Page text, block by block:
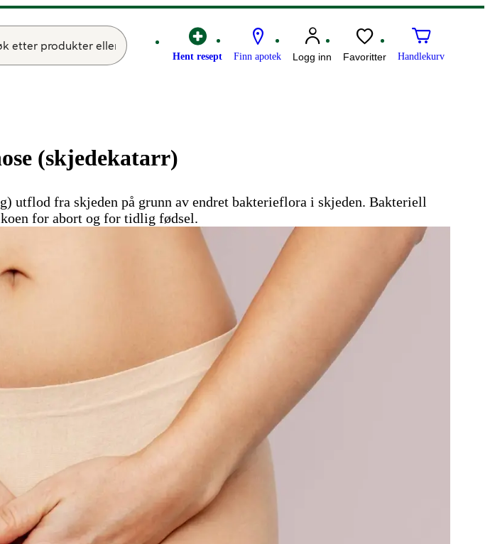
Hent resept Finn apotek Logg inn Favoritter Handlekurv
(skjedekatarr)
fra skjeden på grunn av endret bakterieflora i skjeden. Bakteriell
for abort og for tidlig fødsel.